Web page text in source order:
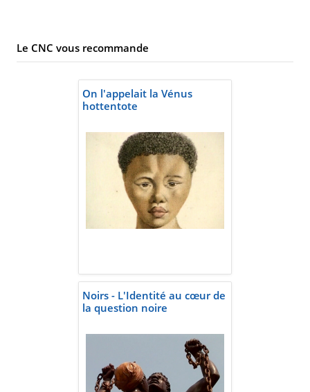
Le CNC vous recommande
On l'appelait la Vénus
hottentote
Noirs - L'Identité au cœur de
la question noire